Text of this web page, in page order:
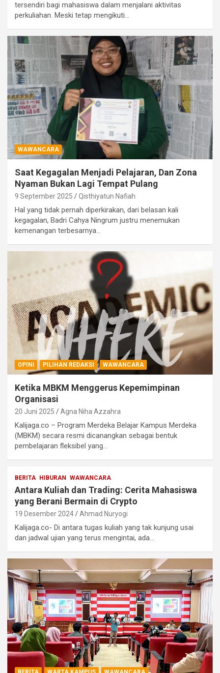
tersendiri bagi mahasiswa dalam menjalani aktivitas
perkuliahan. Meski tetap mengikuti…
WAWANCARA
Saat Kegagalan Menjadi Pelajaran, Dan Zona
Nyaman Bukan Lagi Tempat Pulang
9 September 2025 Qisthiyatun Nafiah
Hal yang tidak pernah diperkirakan, dari belasan kali
kegagalan, Badri Cahya Ningrum justru menemukan
kemenangan terbesarnya…
OPINI PILIHAN REDAKSI WAWANCARA
Ketika MBKM Menggerus Kepemimpinan
Organisasi
20 Juni 2025 Agna Niha Azzahra
Kalijaga.co – Program Merdeka Belajar Kampus Merdeka
(MBKM) secara resmi dicanangkan sebagai bentuk
pembelajaran fleksibel yang…
BERITA HIBURAN WAWANCARA
Antara Kuliah dan Trading: Cerita Mahasiswa
yang Berani Bermain di Crypto
19 Desember 2024 Ahmad Nuryogi
Kalijaga.co- Di antara tugas kuliah yang tak kunjung usai
dan jadwal ujian yang terus mengintai, ada…